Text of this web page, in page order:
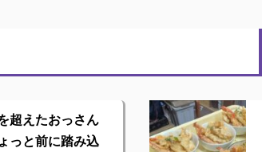
超えたおっさん
っと前に踏み込